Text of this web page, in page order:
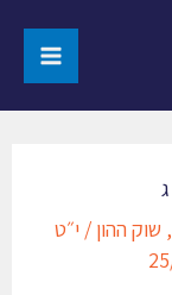
שוק ההון/י״ט